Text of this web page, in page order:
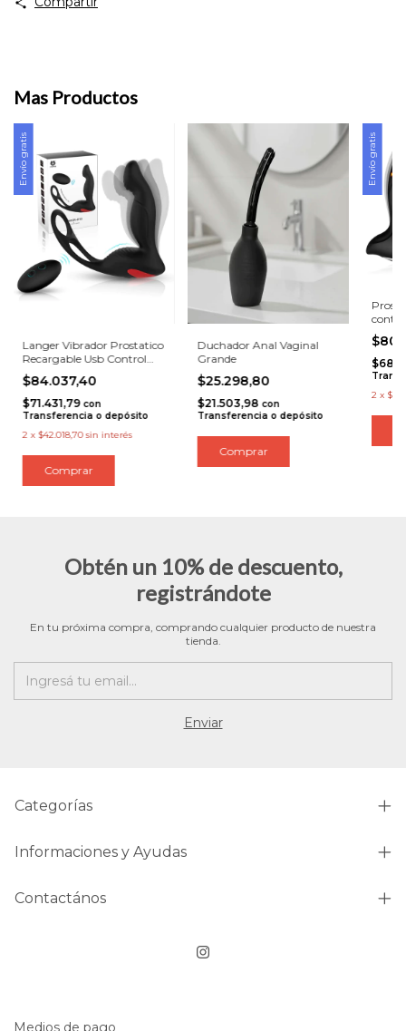
Mas Productos
Envío gratis
Langer Vibrador Prostatico
Recargable Usb Control
Remoto
$84.037,40
$71.431,79 con
Transferencia o depósito
2 x $42.018,70 sin interés
Duchador Anal Vaginal
Grande
$25.298,80
$21.503,98 con
Transferencia o depósito
Envío gratis
2 x
Obtén un 10% de descuento,
registrándote
En tu próxima compra, comprando cualquier producto de nuestra
tienda.
Categorías
Informaciones y Ayudas
Contactános